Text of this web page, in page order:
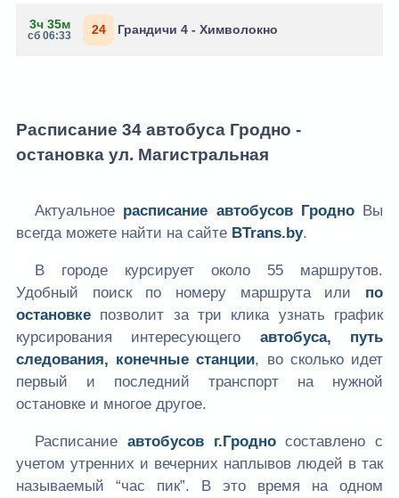
3ч 35м
сб 06:33 24 Грандичи 4 - Химволокно
Расписание 34 автобуса Гродно -
остановка ул. Магистральная
Актуальное расписание автобусов ГродноВы
всегда можете найти на сайте BTrans.by.
В городе курсирует около 55 маршрутов.
Удобный поиск по номеру маршрута или по
остановке позволит за три клика узнать график
курсирования интересующего автобуса, путь
следования, конечные станции, во сколько идет
первый и последний транспорт на нужной
остановке и многое другое.
Расписание автобусов г.Гродносоставлено с
учетом утренних и вечерних наплывов людей в так
называемый “час пик”. В это время на одном